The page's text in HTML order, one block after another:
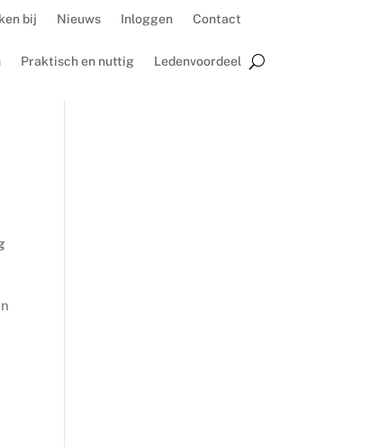
bij Nieuws Inloggen Contact
Praktisch en nuttig Ledenvoordeel